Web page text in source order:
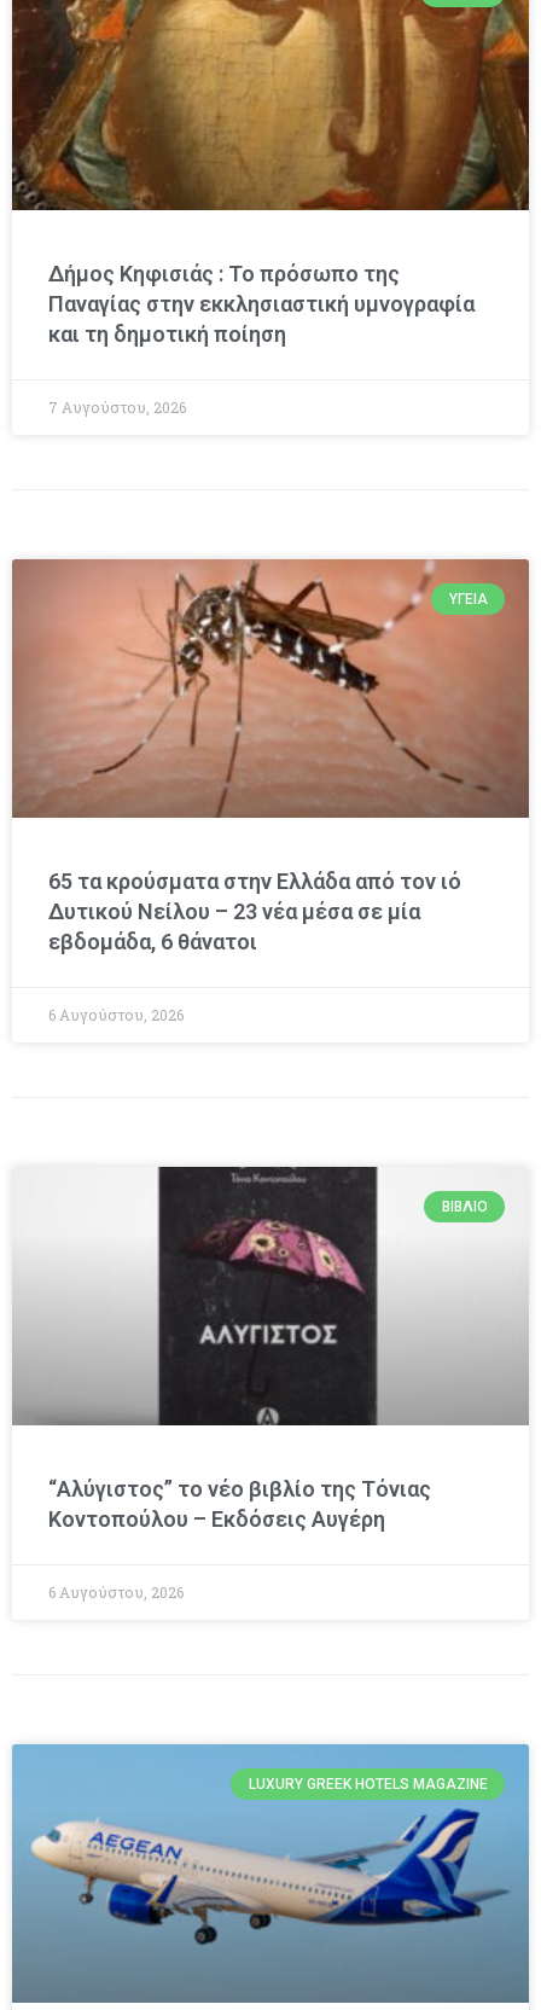
Δήμος Κηφισιάς : Το πρόσωπο της
Παναγίας στην εκκλησιαστική υμνογραφία
και τη δημοτική ποίηση
7 Αυγούστου, 2026
ΥΓΕΊΑ
65 τα κρούσματα στην Ελλάδα από τον ιό
Δυτικού Νείλου – 23 νέα μέσα σε μία
εβδομάδα, 6 θάνατοι
6 Αυγούστου, 2026
ΒΙΒΛΊΟ
“Αλύγιστος” το νέο βιβλίο της Τόνιας
Κοντοπούλου – Εκδόσεις Αυγέρη
6 Αυγούστου, 2026
LUXURY GREEK HOTELS MAGAZINE